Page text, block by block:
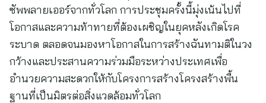
ซัพพลายเออร์จากทั่วโลก การประชุมครั้งนี้มุ่งเน้นไปที่
โอกาสและความท้าทายที่ต้องเผชิญในยุคหลังเกิดโรค
ระบาด ตลอดจนมองหาโอกาสในการสร้างฉันทามติในวง
กว้างและประสานความร่วมมือระหว่างประเทศเพื่อ
อำนวยความสะดวกให้กับโครงการสร้างโครงสร้างพื้น
ฐานที่เป็นมิตรต่อสิ่งแวดล้อมทั่วโลก